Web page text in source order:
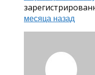
месяца назад